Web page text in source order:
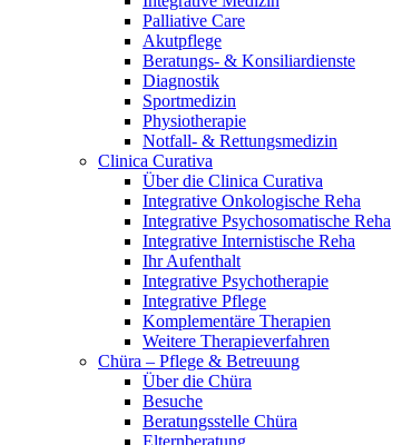
Palliative Care
Akutpflege
Beratungs- & Konsiliardienste
Diagnostik
Sportmedizin
Physiotherapie
Notfall- & Rettungsmedizin
Clinica Curativa
Über die Clinica Curativa
Integrative Onkologische Reha
Integrative Psychosomatische Reha
Integrative Internistische Reha
Ihr Aufenthalt
Integrative Psychotherapie
Integrative Pflege
Komplementäre Therapien
Weitere Therapieverfahren
Chüra – Pflege & Betreuung
Über die Chüra
Besuche
Beratungsstelle Chüra
Elternberatung